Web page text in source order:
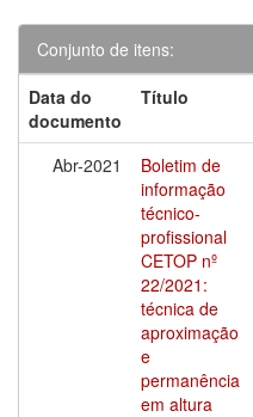
Conjunto de itens:
Data do
documento
Título
Abr-2021
Boletim de
informação
técnico-
profissional
CETOP nº
22/2021:
técnica de
aproximação
e
permanência
em altura